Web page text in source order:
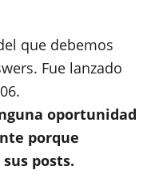
que debemos
Fue lanzado
oportunidad
porque
posts.